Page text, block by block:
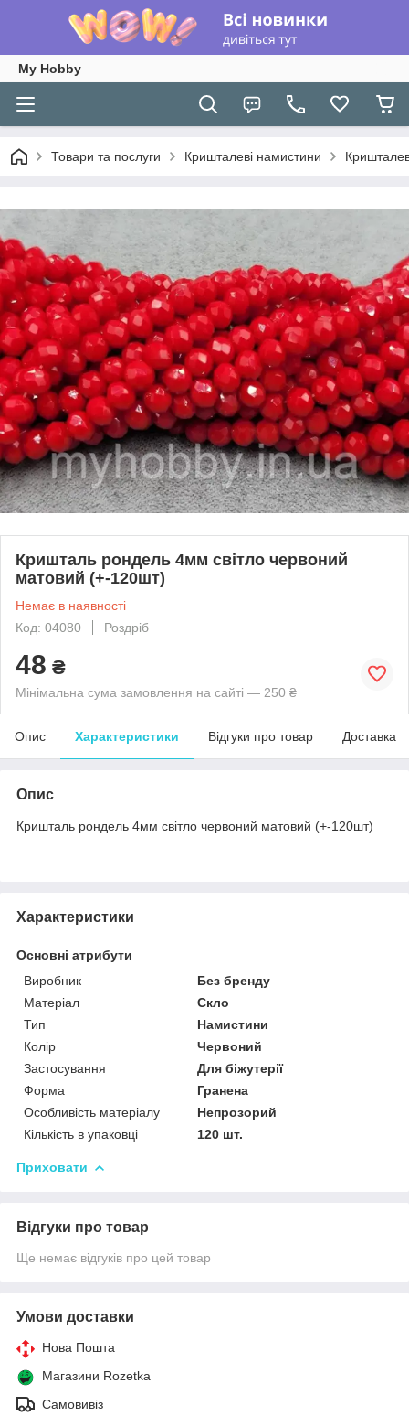
My Hobby
Товари та послуги Кришталеві намистини
Кришталь рондель 4мм світло червоний
матовий (+-120шт)
Немає в наявності
Код: 04080
Роздріб
48 ₴
Мінімальна сума замовлення на сайті — 250 ₴
Опис Характеристики Відгуки про товар Доставка
Опис
Кришталь рондель 4мм світло червоний матовий (+-120шт)
Характеристики
Основні атрибути
Виробник
Без бренду
Матеріал
Скло
Тип
Намистини
Колір
Червоний
Застосування
Для біжутерії
Форма
Гранена
Особливість матеріалу
Непрозорий
Кількість в упаковці
120 шт.
Приховати
Відгуки про товар
Ще немає відгуків про цей товар
Умови доставки
Нова Пошта
Магазини Rozetka
Самовивіз